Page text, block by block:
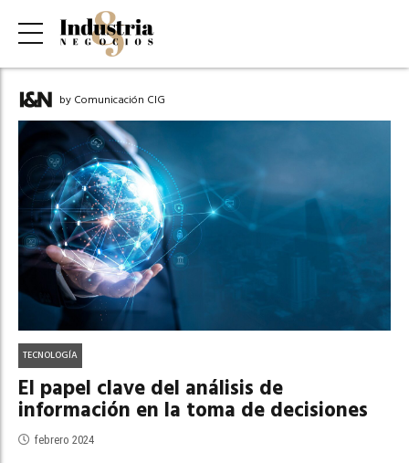
by Comunicación CIG
TECNOLOGÍA
El papel clave del análisis de
información en la toma de decisiones
febrero 2024